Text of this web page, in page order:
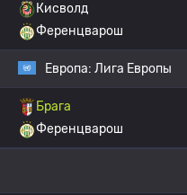
Кисволд
Ференцварош
Европа: Лига Европы
Брага
Ференцварош